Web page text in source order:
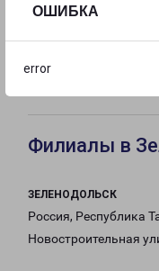
ОШИБКА
error
Филиалы в
ЗЕЛЕНОДОЛЬСК
Россия, Республика
Новостроительная